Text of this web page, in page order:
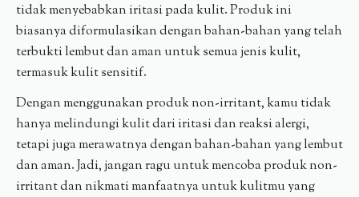
tidak menyebabkan iritasi pada kulit. Produk ini
biasanya diformulasikan dengan bahan-bahan yang telah
terbukti lembut dan aman untuk semua jenis kulit,
termasuk kulit sensitif.
Dengan menggunakan produk non-irritant, kamu tidak
hanya melindungi kulit dari iritasi dan reaksi alergi,
tetapi juga merawatnya dengan bahan-bahan yang lembut
dan aman. Jadi, jangan ragu untuk mencoba produk non-
irritant dan nikmati manfaatnya untuk kulitmu yang